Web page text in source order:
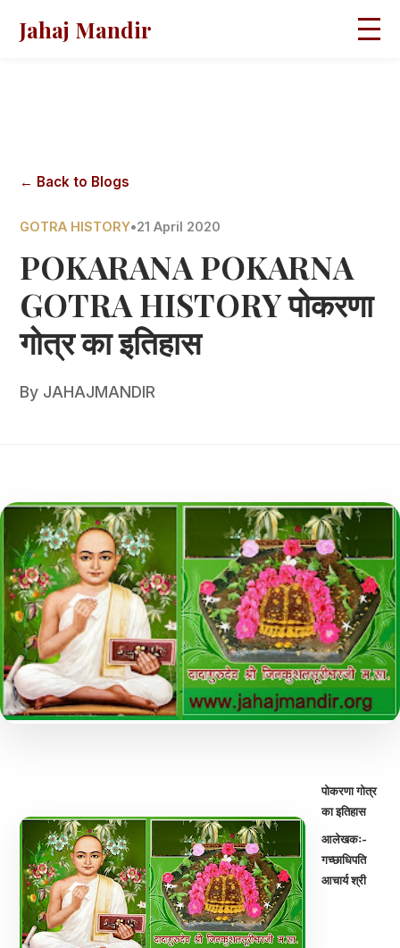
Jahaj Mandir
← Back to Blogs
GOTRA HISTORY•21 April 2020
POKARANA POKARNA
GOTRA HISTORY पोकरणा
गोत्र का इतिहास
By JAHAJMANDIR
पोकरणा गोत्र
का इतिहास
आलेखकः-
गच्छाधिपति
आचार्य श्री